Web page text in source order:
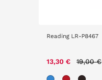
Reading LR-P8467
13,30 € 19,00 €